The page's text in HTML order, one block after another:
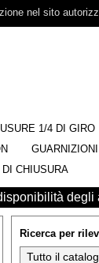
nel sito
1/4 DI GIRO
CHIUSURA
Ricerca per